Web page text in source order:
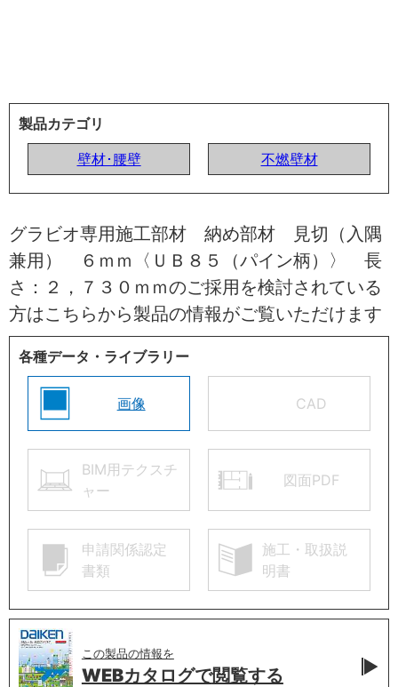
製品カテゴリ
壁材･腰壁
不燃壁材
グラビオ専用施工部材 納め部材 見切（入隅
兼用） ６ｍｍ〈ＵＢ８５（パイン柄）〉 長
さ：２，７３０ｍｍのご採用を検討されている
方はこちらから製品の情報がご覧いただけます
各種データ・ライブラリー
画像 CAD
BIM用テクスチ
ャー
図面PDF
申請関係認定
書類
施工・取扱説
明書
この製品の情報を
WEBカタログで閲覧する